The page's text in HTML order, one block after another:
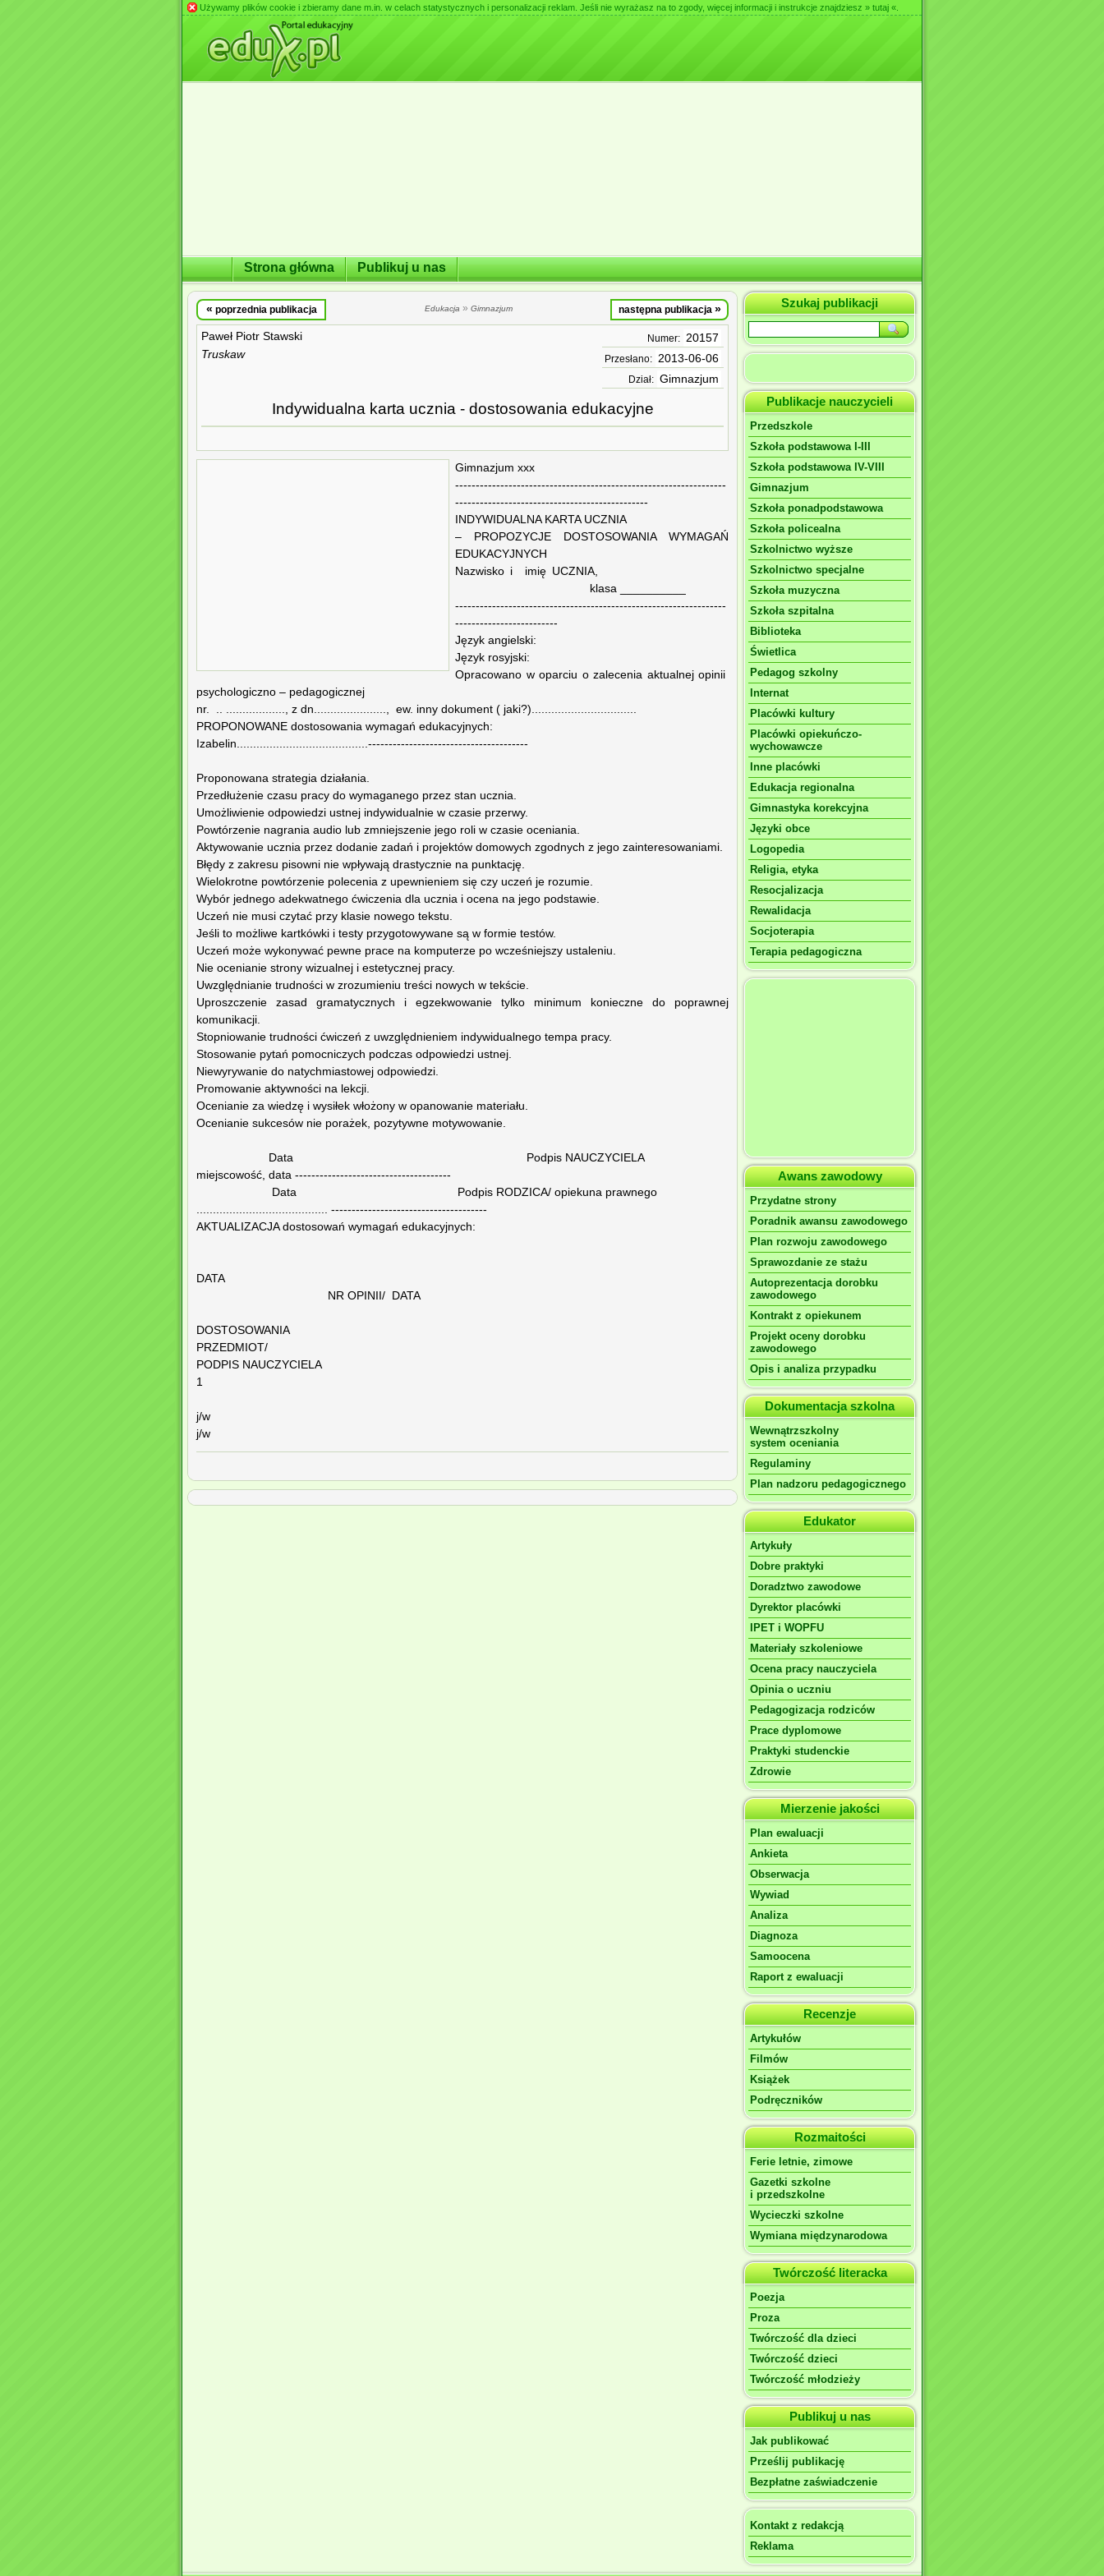
Używamy plików cookie i zbieramy dane m.in. w celach statystycznych i personalizacji reklam. Jeśli nie wyrażasz na to zgody, więcej informacji i instrukcje znajdziesz » tutaj «
Strona główna Publikuj u nas
« poprzednia publikacja Edukacja » Gimnazjum następna publikacja »
Paweł Piotr Stawski
Truskaw
Numer: 20157
Przesłano: 2013-06-06
Dział: Gimnazjum
Indywidualna karta ucznia - dostosowania edukacyjne
Gimnazjum xxx
------------------------------------------------------------------
-----------------------------------------------
INDYWIDUALNA KARTA UCZNIA
– PROPOZYCJE DOSTOSOWANIA WYMAGAŃ
EDUKACYJNYCH
Nazwisko i imię UCZNIA,
klasa __________
------------------------------------------------------------------
-------------------------
Język angielski:
Język rosyjski:
Opracowano w oparciu o zalecenia aktualnej opinii
psychologiczno – pedagogicznej
nr. .. .................., z dn......................, ew. inny dokument ( jaki?)................................
PROPONOWANE dostosowania wymagań edukacyjnych:
Izabelin........................................---------------------------------------
Proponowana strategia działania.
Przedłużenie czasu pracy do wymaganego przez stan ucznia.
Umożliwienie odpowiedzi ustnej indywidualnie w czasie przerwy.
Powtórzenie nagrania audio lub zmniejszenie jego roli w czasie oceniania.
Aktywowanie ucznia przez dodanie zadań i projektów domowych zgodnych z jego zainteresowaniami.
Błędy z zakresu pisowni nie wpływają drastycznie na punktację.
Wielokrotne powtórzenie polecenia z upewnieniem się czy uczeń je rozumie.
Wybór jednego adekwatnego ćwiczenia dla ucznia i ocena na jego podstawie.
Uczeń nie musi czytać przy klasie nowego tekstu.
Jeśli to możliwe kartkówki i testy przygotowywane są w formie testów.
Uczeń może wykonywać pewne prace na komputerze po wcześniejszy ustaleniu.
Nie ocenianie strony wizualnej i estetycznej pracy.
Uwzględnianie trudności w zrozumieniu treści nowych w tekście.
Uproszczenie zasad gramatycznych i egzekwowanie tylko minimum konieczne do poprawnej
komunikacji.
Stopniowanie trudności ćwiczeń z uwzględnieniem indywidualnego tempa pracy.
Stosowanie pytań pomocniczych podczas odpowiedzi ustnej.
Niewyrywanie do natychmiastowej odpowiedzi.
Promowanie aktywności na lekcji.
Ocenianie za wiedzę i wysiłek włożony w opanowanie materiału.
Ocenianie sukcesów nie porażek, pozytywne motywowanie.
Data Podpis NAUCZYCIELA
miejscowość, data --------------------------------------
Data Podpis RODZICA/ opiekuna prawnego
........................................ --------------------------------------
AKTUALIZACJA dostosowań wymagań edukacyjnych:
DATA
NR OPINII/ DATA
DOSTOSOWANIA
PRZEDMIOT/
PODPIS NAUCZYCIELA
1
j/w
j/w
Szukaj publikacji
Publikacje nauczycieli
Przedszkole
Szkoła podstawowa I-III
Szkoła podstawowa IV-VIII
Gimnazjum
Szkoła ponadpodstawowa
Szkoła policealna
Szkolnictwo wyższe
Szkolnictwo specjalne
Szkoła muzyczna
Szkoła szpitalna
Biblioteka
Świetlica
Pedagog szkolny
Internat
Placówki kultury
Placówki opiekuńczo-
wychowawcze
Inne placówki
Edukacja regionalna
Gimnastyka korekcyjna
Języki obce
Logopedia
Religia, etyka
Resocjalizacja
Rewalidacja
Socjoterapia
Terapia pedagogiczna
Awans zawodowy
Przydatne strony
Poradnik awansu zawodowego
Plan rozwoju zawodowego
Sprawozdanie ze stażu
Autoprezentacja dorobku
zawodowego
Kontrakt z opiekunem
Projekt oceny dorobku
zawodowego
Opis i analiza przypadku
Dokumentacja szkolna
Wewnątrzszkolny
system oceniania
Regulaminy
Plan nadzoru pedagogicznego
Edukator
Artykuły
Dobre praktyki
Doradztwo zawodowe
Dyrektor placówki
IPET i WOPFU
Materiały szkoleniowe
Ocena pracy nauczyciela
Opinia o uczniu
Pedagogizacja rodziców
Prace dyplomowe
Praktyki studenckie
Zdrowie
Mierzenie jakości
Plan ewaluacji
Ankieta
Obserwacja
Wywiad
Analiza
Diagnoza
Samoocena
Raport z ewaluacji
Recenzje
Artykułów
Filmów
Książek
Podręczników
Rozmaitości
Ferie letnie, zimowe
Gazetki szkolne
i przedszkolne
Wycieczki szkolne
Wymiana międzynarodowa
Twórczość literacka
Poezja
Proza
Twórczość dla dzieci
Twórczość dzieci
Twórczość młodzieży
Publikuj u nas
Jak publikować
Prześlij publikację
Bezpłatne zaświadczenie
Kontakt z redakcją
Reklama